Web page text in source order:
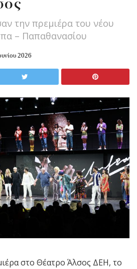
την πρεμιέρα του νέου
– Παπαθανασίου
2026
στο Θέατρο Άλσος ΔΕΗ, το